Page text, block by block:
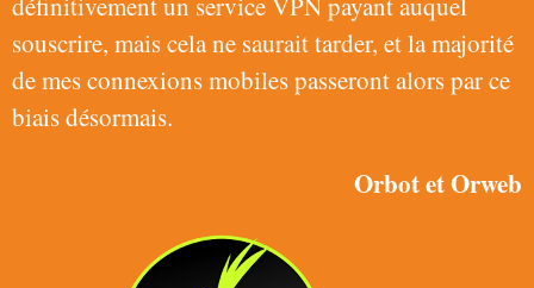
souscrire, mais cela ne saurait tarder, et la majorité
de mes connexions mobiles passeront alors par ce
biais désormais.
OrbotetOrweb